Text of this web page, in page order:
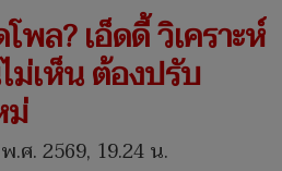
พล? เอ็ดดี้ วิเคราะห์
เห็น ต้องปรับ
ม่
ศ. 2569, 19.24 น.